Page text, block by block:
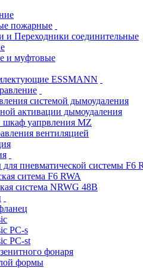
пожарные
и Переходники соединительные
и муфтовые
ESSMANN
системой дымоудаления
активации дымоудаления
уапрвления MZ
вентиляцией
для пневматической системы F6
ситема F6 RWA
система NRWG 48В
PC-s
PC-st
фонаря
формы